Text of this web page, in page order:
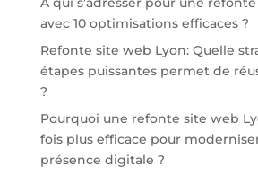
avec 10 optimisations efficaces ?
Refonte site web Lyon: Quelle
étapes puissantes permet de
?
Pourquoi une refonte site web
fois plus efficace pour
présence digitale ?